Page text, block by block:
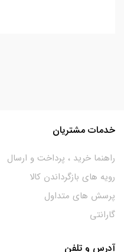
خدمات مشتریان
راهنما خرید ، پرداخت و ارسال
رویه های بازگرداندن کالا
پرسش های متداول
گارانتی
آدرس و تلفن